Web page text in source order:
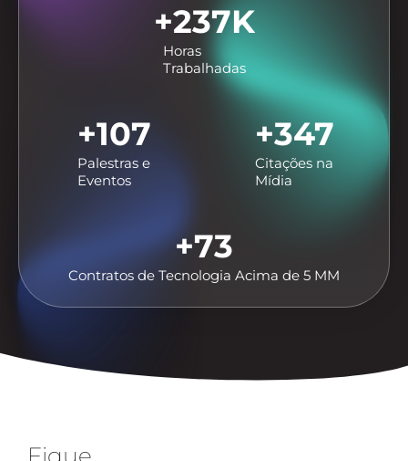
Horas
Trabalhadas
+237K
Palestras e
Eventos
+107
Citações na
Mídia
+347
Contratos de Tecnologia Acima de 5 MM
+73
Fique